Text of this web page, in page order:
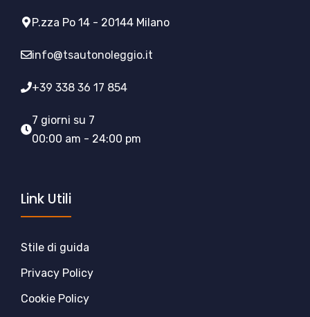
P.zza Po 14 - 20144 Milano
info@tsautonoleggio.it
+39 338 36 17 854
7 giorni su 7
00:00 am - 24:00 pm
Link Utili
Stile di guida
Privacy Policy
Cookie Policy